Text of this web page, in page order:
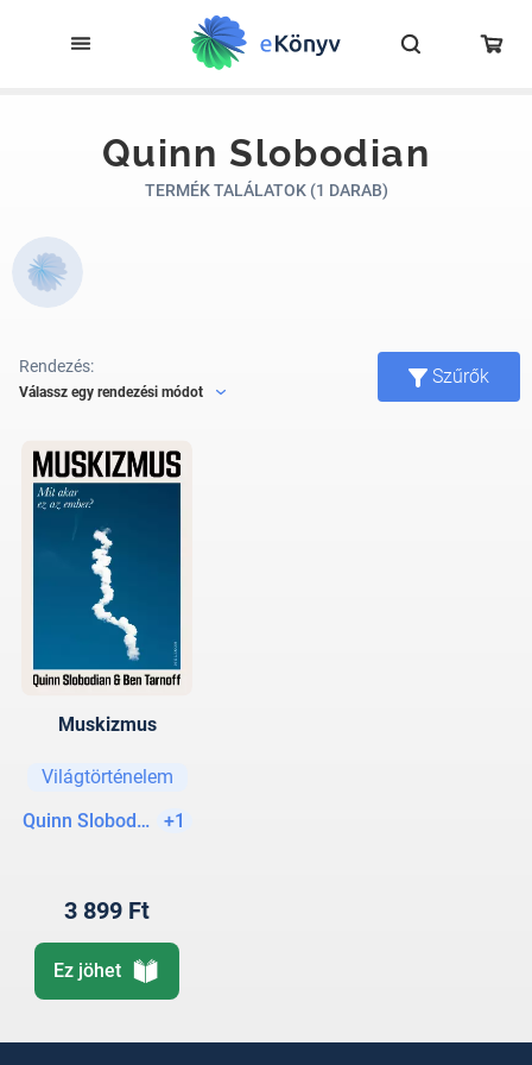
Quinn Slobodian
TERMÉK TALÁLATOK (1 DARAB)
Rendezés:
Válassz egy rendezési módot
Szűrők
Muskizmus
Világtörténelem
Quinn Slobodian +1
3 899 Ft
Ez jöhet